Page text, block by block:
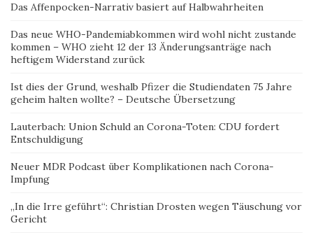
Das Affenpocken-Narrativ basiert auf Halbwahrheiten
Das neue WHO-Pandemiabkommen wird wohl nicht zustande
kommen – WHO zieht 12 der 13 Änderungsanträge nach
heftigem Widerstand zurück
Ist dies der Grund, weshalb Pfizer die Studiendaten 75 Jahre
geheim halten wollte? – Deutsche Übersetzung
Lauterbach: Union Schuld an Corona-Toten: CDU fordert
Entschuldigung
Neuer MDR Podcast über Komplikationen nach Corona-
Impfung
„In die Irre geführt“: Christian Drosten wegen Täuschung vor
Gericht